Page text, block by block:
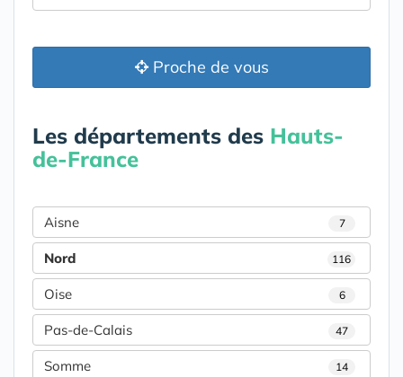
Proche de vous
Les départements des Hauts-
de-France
Aisne 7
Nord 116
Oise 6
Pas-de-Calais 47
Somme 14